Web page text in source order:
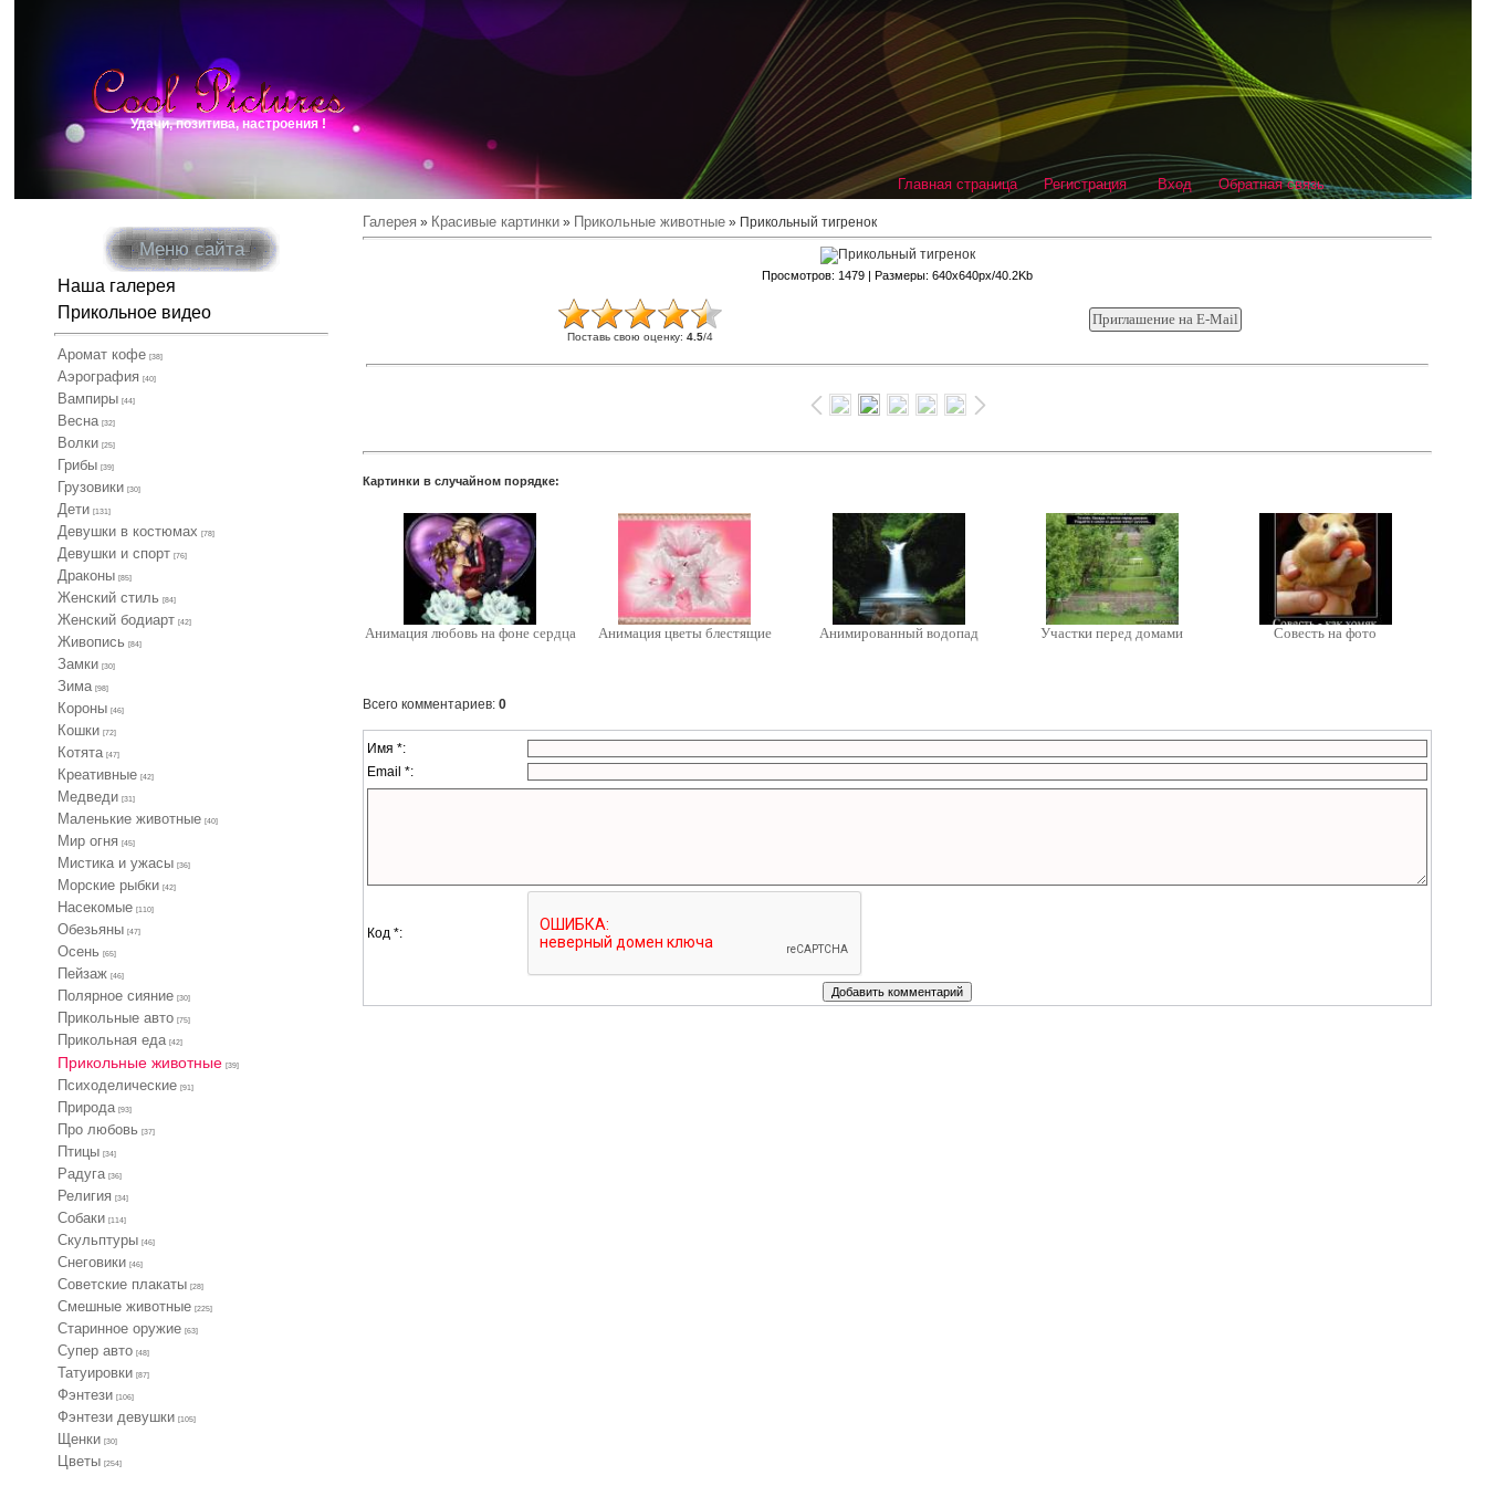
Удачи, позитива, настроения !
Главная страница Регистрация Вход Обратная связь
Меню сайта
Наша галерея
Прикольное видео
Аромат кофе [38]
Аэрография [40]
Вампиры [44]
Весна [32]
Волки [25]
Грибы [39]
Грузовики [30]
Дети [131]
Девушки в костюмах [78]
Девушки и спорт [76]
Драконы [85]
Женский стиль [84]
Женский бодиарт [42]
Живопись [84]
Замки [30]
Зима [98]
Короны [46]
Кошки [72]
Котята [47]
Креативные [42]
Медведи [31]
Маленькие животные [40]
Мир огня [45]
Мистика и ужасы [36]
Морские рыбки [42]
Насекомые [110]
Обезьяны [47]
Осень [65]
Пейзаж [46]
Полярное сияние [30]
Прикольные авто [75]
Прикольная еда [42]
Прикольные животные [39]
Психоделические [91]
Природа [93]
Про любовь [37]
Птицы [34]
Радуга [36]
Религия [34]
Собаки [114]
Скульптуры [46]
Снеговики [46]
Советские плакаты [28]
Смешные животные [225]
Старинное оружие [63]
Супер авто [48]
Татуировки [87]
Фэнтези [106]
Фэнтези девушки [105]
Щенки [30]
Цветы [254]
Галерея » Красивые картинки » Прикольные животные » Прикольный тигренок
Просмотров: 1479 |Размеры: 640x640px/40.2Kb
Поставь свою оценку:4.5/4
Картинки в случайном порядке:
Анимация любовь на фоне сердца Анимация цветы блестящие Анимированный водопад Участки перед домами Совесть на фото
Всего комментариев:0
Имя *:
Email *:
Код *: